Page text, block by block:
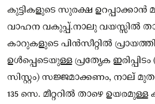
കുട്ടികളുടെ സുരക്ഷ ഉറപ്പാക്കാന്‍
വാഹന വകുപ്പ്.നാലു വയസ്സില്‍
കാറുകളുടെ പിന്‍സീറ്റില്‍
ഉള്‍പ്പെടെയുള്ള പ്രത്യേക
സിസ്റ്റം) സജ്ജമാക്കണം, നാല്
135 സെ. മീറ്ററില്‍ താഴെ ഉയരമുള്ള